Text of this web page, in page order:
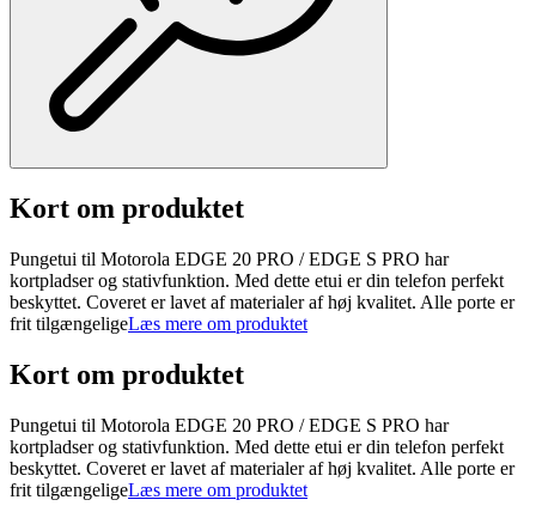
Kort om produktet
Pungetui til Motorola EDGE 20 PRO / EDGE S PRO har
kortpladser og stativfunktion. Med dette etui er din telefon perfekt
beskyttet. Coveret er lavet af materialer af høj kvalitet. Alle porte er
frit tilgængeligeLæs mere om produktet
Kort om produktet
Pungetui til Motorola EDGE 20 PRO / EDGE S PRO har
kortpladser og stativfunktion. Med dette etui er din telefon perfekt
beskyttet. Coveret er lavet af materialer af høj kvalitet. Alle porte er
frit tilgængeligeLæs mere om produktet